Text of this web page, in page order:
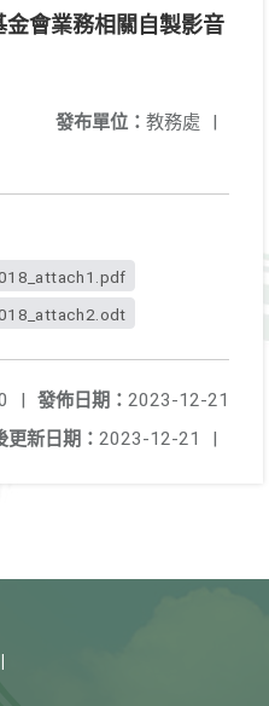
會業務相關自製影音
發布單位： 教務處 |
發佈日期： 2023-12-21
|
更新日期： 2023-12-21 |